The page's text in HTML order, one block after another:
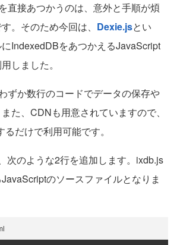
直接あつかうのは、意外と手順が煩
。そのため今回は、 Dexie.jsとい
IndexedDBをあつかえるJavaScript
しました。
ずか数行のコードでデータの保存や
た、CDNも用意されていますので、
だけで利用可能です。
次のような2行を追加します。ixdb.js
のソースファイルとなりま